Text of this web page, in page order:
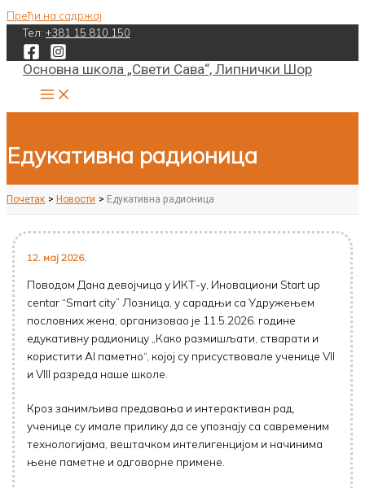
Пређи на садржај
Тел: +381 15 810 150
Основна школа „Свети Сава“, Липнички Шор
Едукативна радионица
Почетак Новости Едукативна радионица
12. мај 2026.
Поводом Дана девојчица у ИКТ-у, Иновациони Start up
centar “Smart city” Лозница, у сарадњи са Удружењем
пословних жена, организовао је 11.5.2026. године
едукативну радионицу „Како размишљати, стварати и
користити Al паметно“, којој су присуствовале ученице VII
и VIII разреда наше школе.
Кроз занимљива предавања и интерактиван рад,
ученице су имале прилику да се упознају са савременим
технологијама, вештачком интелигенцијом и начинима
њене паметне и одговорне примене.